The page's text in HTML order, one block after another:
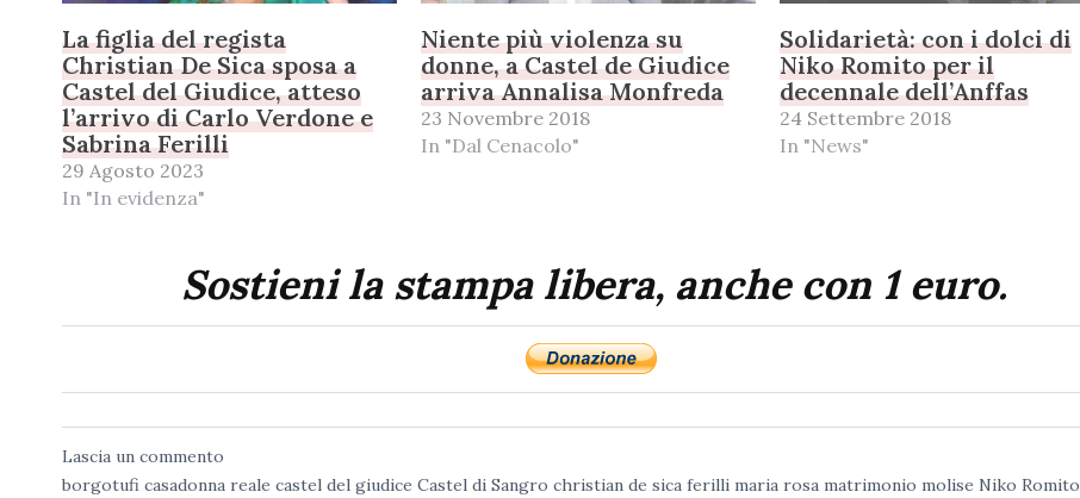
La figlia del regista
Christian De Sica sposa a
Castel del Giudice, atteso
l’arrivo di Carlo Verdone e
Sabrina Ferilli
29 Agosto 2023
In "In evidenza"
Niente più violenza su
donne, a Castel de Giudice
arriva Annalisa Monfreda
23 Novembre 2018
In "Dal Cenacolo"
Solidarietà: con i dolci di
Niko Romito per il
decennale dell’Anffas
24 Settembre 2018
In "News"
Sostieni la stampa libera, anche con 1 euro.
Lascia un commento
borgotufi casadonna reale castel del giudice Castel di Sangro christian de sica ferilli maria rosa matrimonio molise Niko Romito